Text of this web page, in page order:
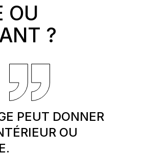
OU
?
PEUT DONNER
OU